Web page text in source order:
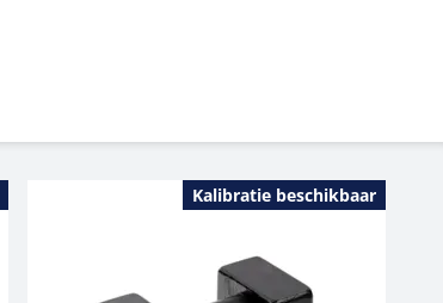
Kalibratie beschikbaar